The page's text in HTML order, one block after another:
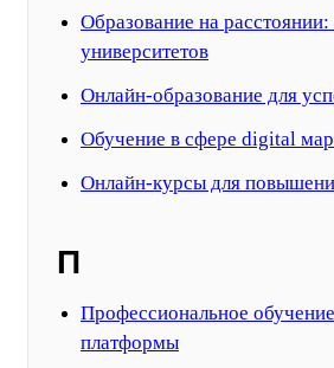
Образование на
университетов
Онлайн-образование для
Обучение в сфере digital
Онлайн-курсы для
П
Профессиональное
платформы